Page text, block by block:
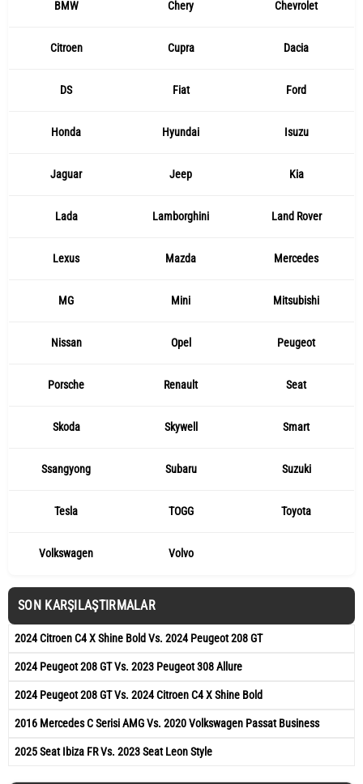
BMW Chery Chevrolet
Citroen Cupra Dacia
DS Fiat Ford
Honda Hyundai Isuzu
Jaguar Jeep Kia
Lada Lamborghini Land Rover
Lexus Mazda Mercedes
MG Mini Mitsubishi
Nissan Opel Peugeot
Porsche Renault Seat
Skoda Skywell Smart
Ssangyong Subaru Suzuki
Tesla TOGG Toyota
Volkswagen Volvo
SON KARŞILAŞTIRMALAR
2024 Citroen C4 X Shine Bold Vs. 2024 Peugeot 208 GT
2024 Peugeot 208 GT Vs. 2023 Peugeot 308 Allure
2024 Peugeot 208 GT Vs. 2024 Citroen C4 X Shine Bold
2016 Mercedes C Serisi AMG Vs. 2020 Volkswagen Passat Business
2025 Seat Ibiza FR Vs. 2023 Seat Leon Style